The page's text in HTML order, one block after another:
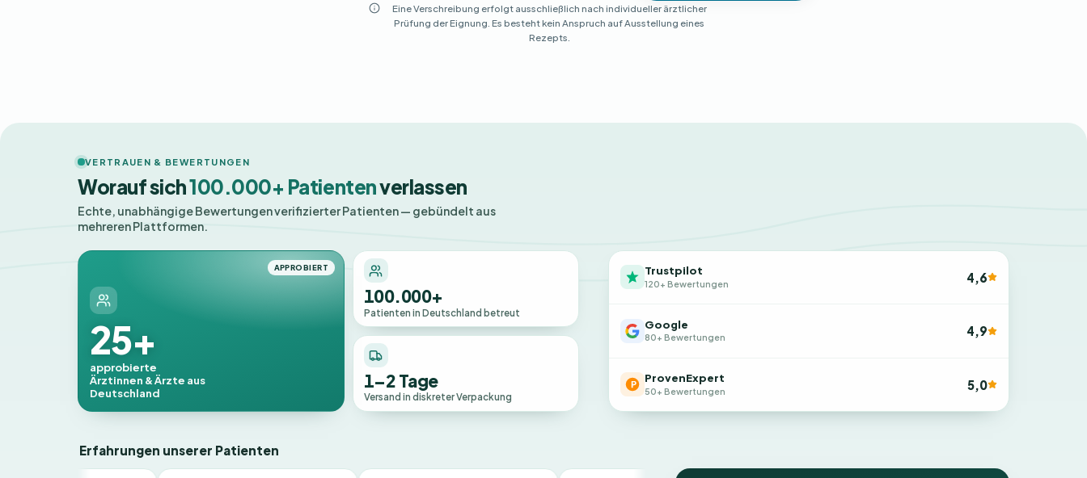
Eine Verschreibung erfolgt ausschließlich nach individueller ärztlicher
Prüfung der Eignung. Es besteht kein Anspruch auf Ausstellung eines
Rezepts.
VERTRAUEN & BEWERTUNGEN
Worauf sich100.000+ Patientenverlassen
Echte, unabhängige Bewertungen verifizierter Patienten — gebündelt aus
mehreren Plattformen.
APPROBIERT
25+
approbierte
Ärztinnen & Ärzte aus
Deutschland
100.000+
Patienten in Deutschland betreut
1–2 Tage
Versand in diskreter Verpackung
Trustpilot
120+ Bewertungen 4,6
Google
80+ Bewertungen 4,9
ProvenExpert
50+ Bewertungen 5,0
Erfahrungen unserer Patienten